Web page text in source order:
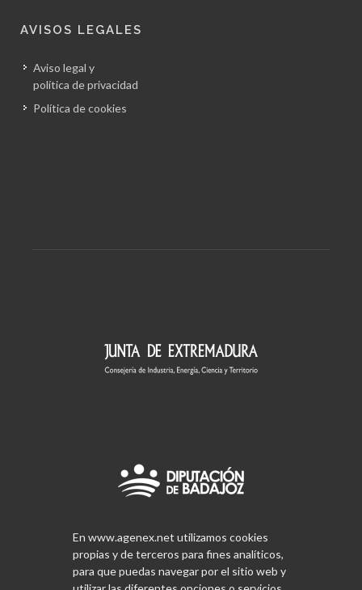
AVISOS LEGALES
Aviso legal y
política de privacidad
Política de cookies
En www.agenex.net utilizamos cookies
propias y de terceros para fines analíticos,
para que puedas navegar por el sitio web y